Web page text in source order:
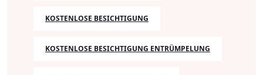
KOSTENLOSE BESICHTIGUNG
KOSTENLOSE BESICHTIGUNG ENTRÜMPELUNG